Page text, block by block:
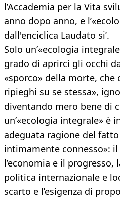
l’Accademia per la Vita
anno dopo anno, e
dall'enciclica Laudato si’.
Solo un’«ecologia
grado di aprirci gli occhi
«sporco» della morte, che
ripieghi su se stessa»,
diventando mero bene di
un’«ecologia integrale» è
adeguata ragione del
intimamente connesso»:
l’economia e il
politica internazionale e
scarto e l’esigenza di